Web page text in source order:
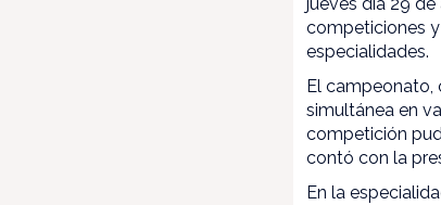
competiciones
especialidades.
El campeonato,
simultánea en
competición
contó con la
En la